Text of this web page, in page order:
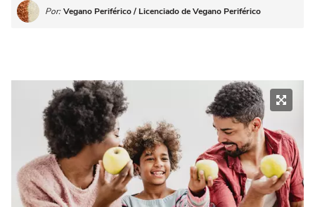
Por: Vegano Periférico / Licenciado de Vegano Periférico